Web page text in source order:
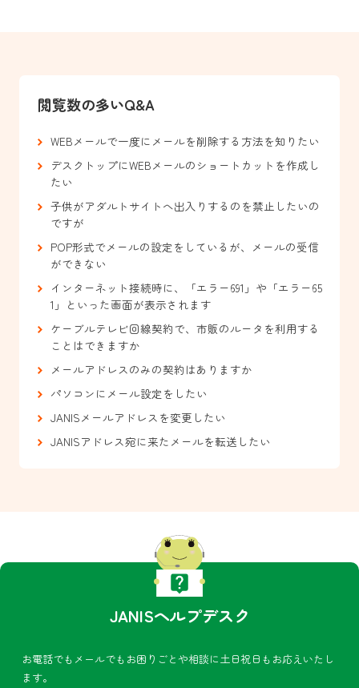
閲覧数の多いQ&A
WEBメールで一度にメールを削除する方法を知りたい
デスクトップにWEBメールのショートカットを作成し
たい
子供がアダルトサイトへ出入りするのを禁止したいの
ですが
POP形式でメールの設定をしているが、メールの受信
ができない
インターネット接続時に、「エラー691」や「エラー65
1」といった画面が表示されます
ケーブルテレビ回線契約で、市販のルータを利用する
ことはできますか
メールアドレスのみの契約はありますか
パソコンにメール設定をしたい
JANISメールアドレスを変更したい
JANISアドレス宛に来たメールを転送したい
JANISヘルプデスク
お電話でもメールでもお困りごとや相談に土日祝日もお応えいたし
ます。